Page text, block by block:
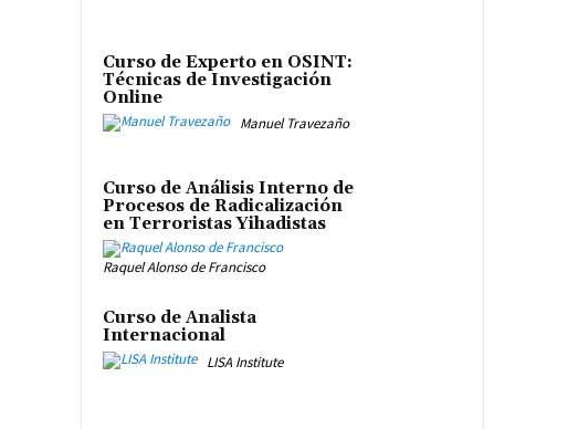
Curso de Experto en OSINT:
Técnicas de Investigación
Online
Manuel Travezaño
Curso de Análisis Interno de
Procesos de Radicalización
en Terroristas Yihadistas
Raquel Alonso de Francisco
Curso de Analista
Internacional
LISA Institute